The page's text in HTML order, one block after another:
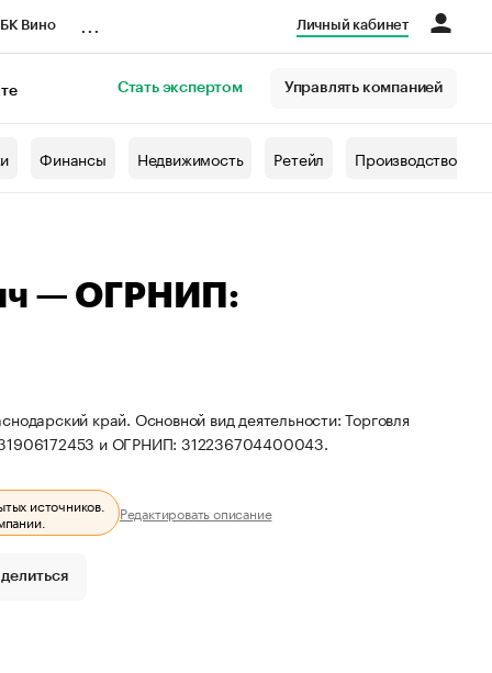
Вино Личный кабинет
Стать экспертом Управлять компанией
Финансы Недвижимость Ретейл Производство
— ОГРНИП:
край. Основной вид деятельности: Торговля
и ОГРНИП: 312236704400043.
источников.
Редактировать описание